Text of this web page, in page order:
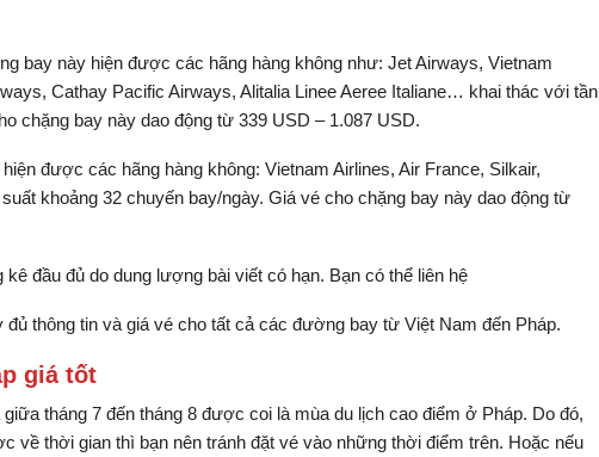
bay này hiện được các hãng hàng không như: Jet Airways, Vietnam
Cathay Pacific Airways, Alitalia Linee Aeree Italiane… khai thác với tần
chặng bay này dao động từ 339 USD – 1.087 USD.
được các hãng hàng không: Vietnam Airlines, Air France, Silkair,
khoảng 32 chuyến bay/ngày. Giá vé cho chặng bay này dao động từ
đầu đủ do dung lượng bài viết có hạn. Bạn có thể liên hệ
thông tin và giá vé cho tất cả các đường bay từ Việt Nam đến Pháp.
giá tốt
tháng 7 đến tháng 8 được coi là mùa du lịch cao điểm ở Pháp. Do đó,
về thời gian thì bạn nên tránh đặt vé vào những thời điểm trên. Hoặc nếu